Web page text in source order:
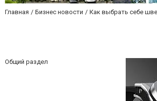
Главная Бизнес новости Как выбрать себе
Общий раздел